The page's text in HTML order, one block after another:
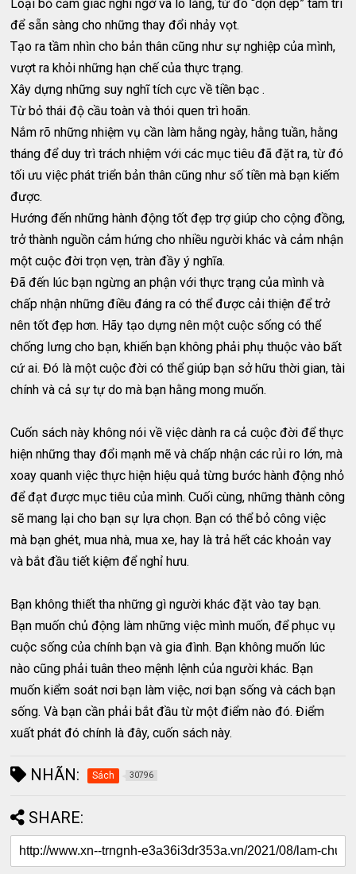
Loại bỏ cảm giác nghi ngờ và lo lắng, từ đó “dọn dẹp” tâm trí
để sẵn sàng cho những thay đổi nhảy vọt.
Tạo ra tầm nhìn cho bản thân cũng như sự nghiệp của mình,
vượt ra khỏi những hạn chế của thực trạng.
Xây dựng những suy nghĩ tích cực về tiền bạc .
Từ bỏ thái độ cầu toàn và thói quen trì hoãn.
Nắm rõ những nhiệm vụ cần làm hằng ngày, hằng tuần, hằng
tháng để duy trì trách nhiệm với các mục tiêu đã đặt ra, từ đó
tối ưu việc phát triển bản thân cũng như số tiền mà bạn kiếm
được.
Hướng đến những hành động tốt đẹp trợ giúp cho cộng đồng,
trở thành nguồn cảm hứng cho nhiều người khác và cảm nhận
một cuộc đời trọn vẹn, tràn đầy ý nghĩa.
Đã đến lúc bạn ngừng an phận với thực trạng của mình và
chấp nhận những điều đáng ra có thể được cải thiện để trở
nên tốt đẹp hơn. Hãy tạo dựng nên một cuộc sống có thể
chống lưng cho bạn, khiến bạn không phải phụ thuộc vào bất
cứ ai. Đó là một cuộc đời có thể giúp bạn sở hữu thời gian, tài
chính và cả sự tự do mà bạn hằng mong muốn.
Cuốn sách này không nói về việc dành ra cả cuộc đời để thực
hiện những thay đổi mạnh mẽ và chấp nhận các rủi ro lớn, mà
xoay quanh việc thực hiện hiệu quả từng bước hành động nhỏ
để đạt được mục tiêu của mình. Cuối cùng, những thành công
sẽ mang lại cho bạn sự lựa chọn. Bạn có thể bỏ công việc
mà bạn ghét, mua nhà, mua xe, hay là trả hết các khoản vay
và bắt đầu tiết kiệm để nghỉ hưu.
Bạn không thiết tha những gì người khác đặt vào tay bạn.
Bạn muốn chủ động làm những việc mình muốn, để phục vụ
cuộc sống của chính bạn và gia đình. Bạn không muốn lúc
nào cũng phải tuân theo mệnh lệnh của người khác. Bạn
muốn kiểm soát nơi bạn làm việc, nơi bạn sống và cách bạn
sống. Và bạn cần phải bắt đầu từ một điểm nào đó. Điểm
xuất phát đó chính là đây, cuốn sách này.
NHÃN: Sách 30796
SHARE: